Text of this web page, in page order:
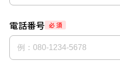
電話番号 必 須